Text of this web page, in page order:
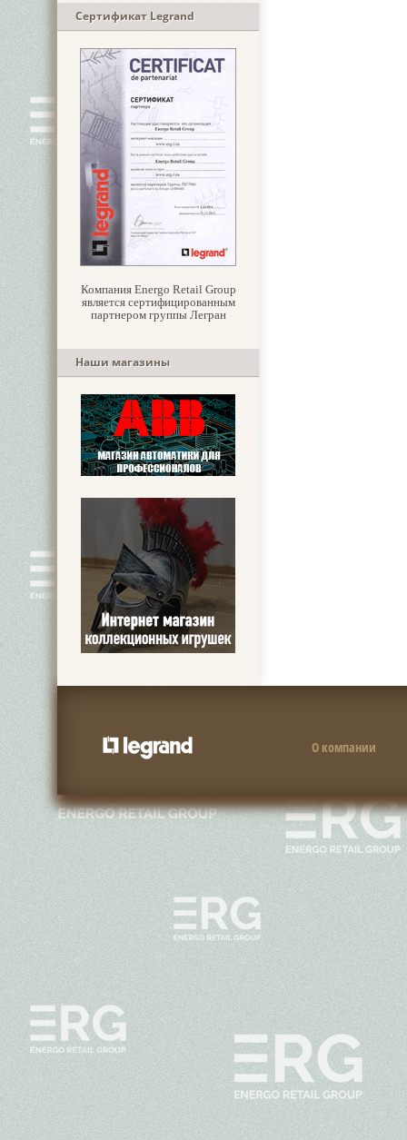
Сертификат Legrand
Компания Energo Retail Group
является сертифицированным
партнером группы Легран
Наши магазины
О компании